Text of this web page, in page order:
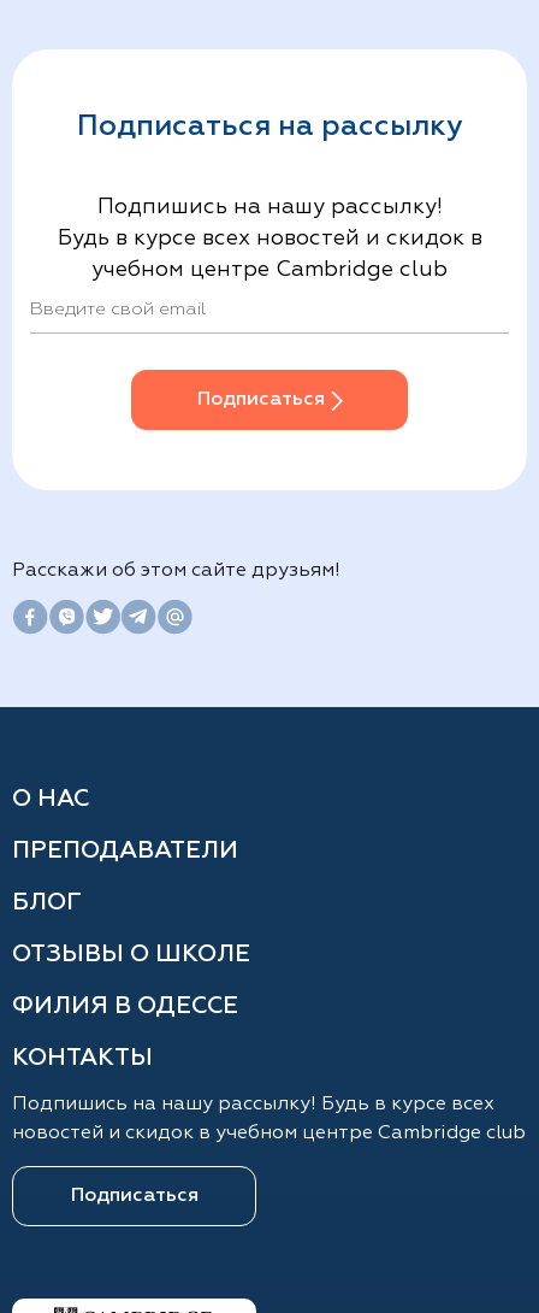
Подписаться на рассылку
Подпишись на нашу рассылку!
Будь в курсе всех новостей и скидок в
учебном центре Cambridge club
Подписаться
Расскажи об этом сайте друзьям!
О НАС
ПРЕПОДАВАТЕЛИ
БЛОГ
ОТЗЫВЫ О ШКОЛЕ
ФИЛИЯ В ОДЕССЕ
КОНТАКТЫ
Подпишись на нашу рассылку! Будь в курсе всех
новостей и скидок в учебном центре Cambridge club
Подписаться